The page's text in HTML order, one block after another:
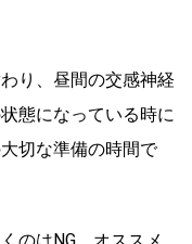
り、昼間の交感神経
態になっている時に
切な準備の時間で
のはNG。オススメ